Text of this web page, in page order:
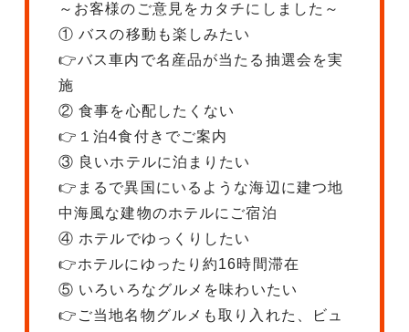
～お客様のご意見をカタチにしました～
① バスの移動も楽しみたい
👉バス車内で名産品が当たる抽選会を実
施
② 食事を心配したくない
👉１泊4食付きでご案内
③ 良いホテルに泊まりたい
👉まるで異国にいるような海辺に建つ地
中海風な建物のホテルにご宿泊
④ ホテルでゆっくりしたい
👉ホテルにゆったり約16時間滞在
⑤ いろいろなグルメを味わいたい
👉ご当地名物グルメも取り入れた、ビュ